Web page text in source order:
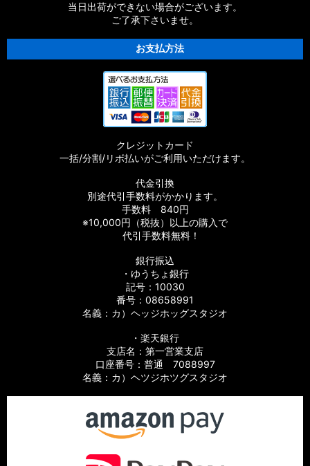
当日出荷ができない場合がございます。
ご了承下さいませ。
お支払方法
クレジットカード
一括/分割/リボ払いがご利用いただけます。
代金引換
別途代引手数料がかかります。
手数料 840円
※10,000円（税抜）以上の購入で
代引手数料無料！
銀行振込
・ゆうちょ銀行
記号：10030
番号：08658991
名義：カ）ヘッジホッグスタジオ
・楽天銀行
支店名：第一営業支店
口座番号：普通 7088997
名義：カ）ヘツジホツグスタジオ